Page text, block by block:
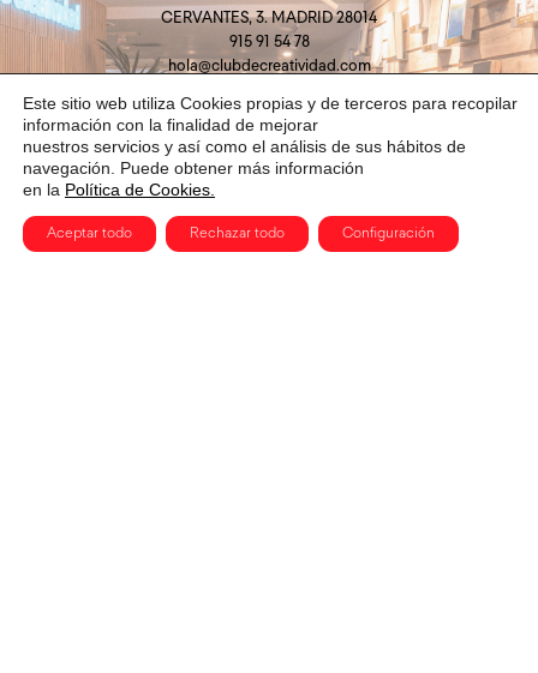
CERVANTES, 3. MADRID 28014
915 91 54 78
hola@clubdecreatividad.com
Este sitio web utiliza Cookies propias y de terceros para recopilar
información con la finalidad de mejorar
nuestros servicios y así como el análisis de sus hábitos de
navegación. Puede obtener más información
en la Política de Cookies.
Aceptar todo Rechazar todo Configuración